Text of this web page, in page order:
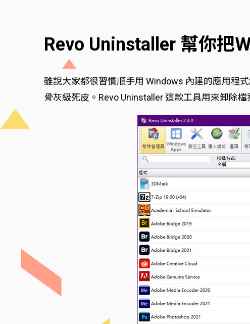
Revo Uninstaller 幫你把
雖說大家都很習慣順手用 Windows 內建的應用程
骨灰級死皮。Revo Uninstaller 這款工具用來卸除